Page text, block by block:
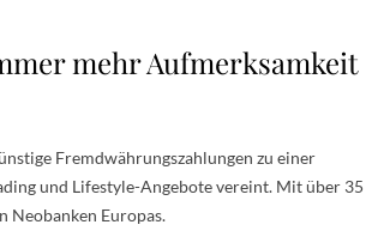
mehr Aufmerksamkeit
Fremdwährungszahlungen zu einer
und Lifestyle-Angebote vereint. Mit über 35
Neobanken Europas.